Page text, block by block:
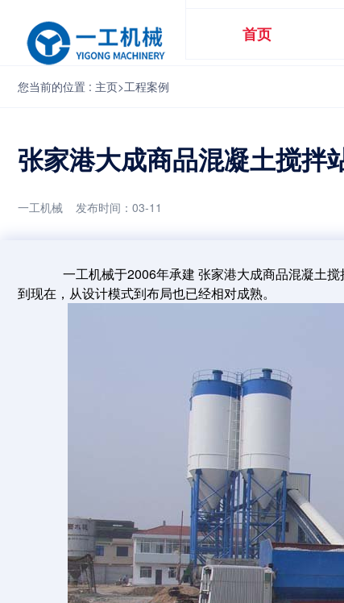
首页
您当前的位置 : 主页>工程案例
张家港大成商品混凝土搅拌
一工机械 发布时间：03-11
一工机械于2006年承建 张家港大成商品混凝土
到现在，从设计模式到布局也已经相对成熟。